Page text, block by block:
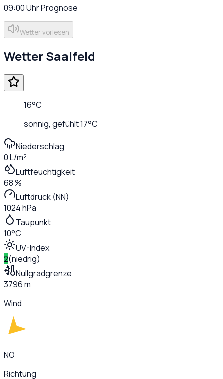
09:00UhrPrognose
Wetter vorlesen
WetterSaalfeld
16°C
sonnig, gefühlt17°C
Niederschlag
0 L/m²
Luftfeuchtigkeit
68 %
Luftdruck (NN)
1024 hPa
Taupunkt
10°C
UV-Index
2(niedrig)
Nullgradgrenze
3796 m
Wind
NO
Richtung